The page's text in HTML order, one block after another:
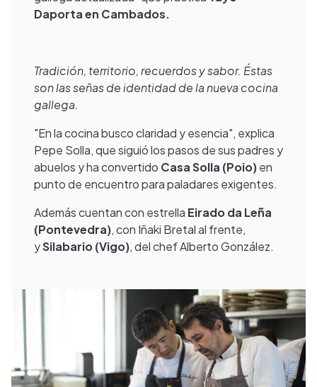
Daporta en Cambados.
Tradición, territorio, recuerdos y sabor. Éstas
son las señas de identidad de la nueva cocina
gallega.
"En la cocina busco claridad y esencia", explica
Pepe Solla, que siguió los pasos de sus padres y
abuelos y ha convertido Casa Solla (Poio)en
punto de encuentro para paladares exigentes.
Además cuentan con estrella Eirado da Leña
(Pontevedra), con Iñaki Bretal al frente,
ySilabario (Vigo), del chef Alberto González.